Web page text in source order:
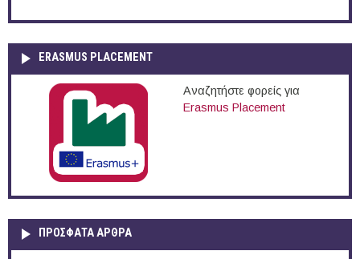
ERASMUS PLACEMENT
Αναζητήστε φορείς για
Erasmus Placement
ΠΡOΣΦΑΤΑ AΡΘΡΑ